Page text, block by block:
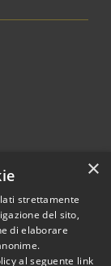
• Comune di
×
strettamente
del sito,
di elaborare
al seguente link